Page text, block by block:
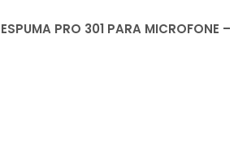
ESPUMA PRO 301 PARA MICROFONE